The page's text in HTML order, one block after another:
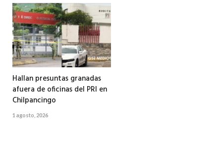
Hallan presuntas granadas
afuera de oficinas del PRI en
Chilpancingo
1 agosto, 2026